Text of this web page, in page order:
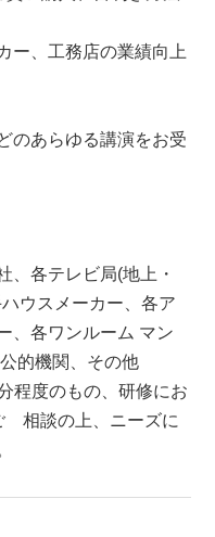
ー、工務店の業績向上
のあらゆる講演をお受
、各テレビ局(地上・
ウスメーカー、各ア
、各ワンルーム マン
的機関、その他
程度のもの、研修にお
相談の上、ニーズに